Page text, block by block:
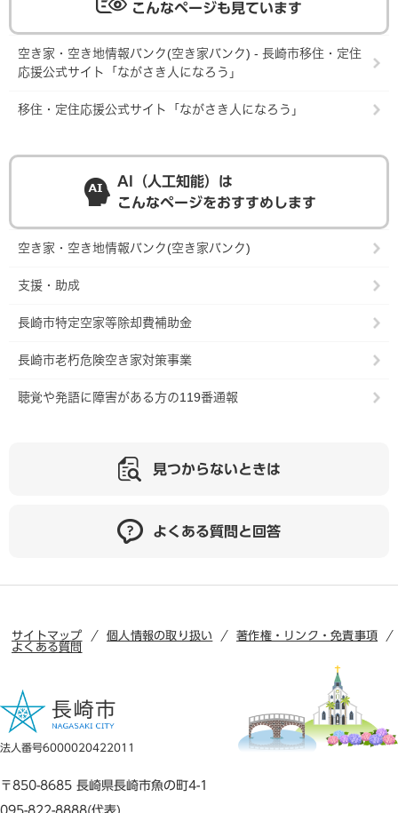
こんなページも見ています
空き家・空き地情報バンク(空き家バンク) - 長崎市移住・定住
応援公式サイト「ながさき人になろう」
移住・定住応援公式サイト「ながさき人になろう」
AI（人工知能）は
こんなページをおすすめします
空き家・空き地情報バンク(空き家バンク)
支援・助成
長崎市特定空家等除却費補助金
長崎市老朽危険空き家対策事業
聴覚や発語に障害がある方の119番通報
見つからないときは
よくある質問と回答
サイトマップ 個人情報の取り扱い
著作権・リンク・免責事項
よくある質問
法人番号6000020422011
〒850-8685 長崎県長崎市魚の町4-1
095-822-8888(代表)